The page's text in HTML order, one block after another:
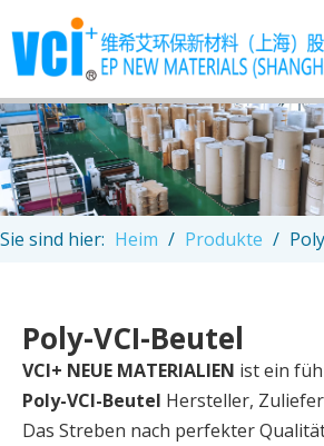
Sie sind hier: Heim / Produkte /
Poly-VCI-Beutel
VCI+ NEUE MATERIALIEN ist ein
Poly-VCI-Beutel Hersteller,
Das Streben nach perfekter